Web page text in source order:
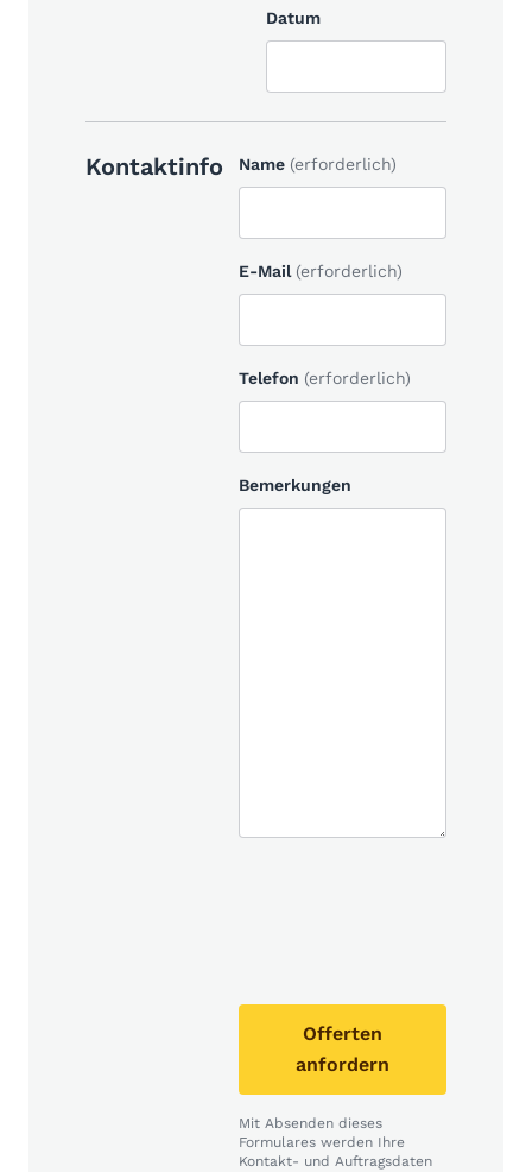
Datum
Kontaktinfo Name (erforderlich)
E-Mail (erforderlich)
Telefon (erforderlich)
Bemerkungen
Offerten
anfordern
Mit Absenden dieses
Formulares werden Ihre
Kontakt- und Auftragsdaten